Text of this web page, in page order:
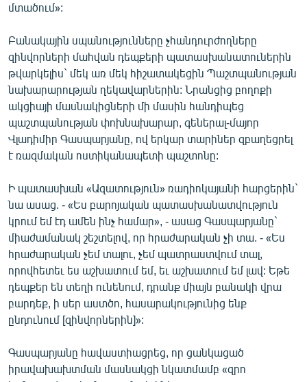
մտածում»:
Բանակային սպանությունները չհանդուրժողները
զինվորների մահվան դեպքերի պատասխանատուներին
թվարկելիս` մեկ առ մեկ հիշատակեցին Պաշտպանության
նախարարության ղեկավարներին: Նրանցից բողոքի
ակցիայի մասնակիցների մի մասին հանդիպեց
պաշտպանության փոխնախարար, գեներալ-մայոր
Վլադիմիր Գասպարյանը, ով երկար տարիներ զբաղեցրել
է ռազմական ոստիկանապետի պաշտոնը:
Ի պատասխան «Ազատություն» ռադիոկայանի հարցերին`
նա ասաց. - «Ես բարոյական պատասխանատվություն
կրում եմ էդ ամեն ինչ համար», - ասաց Գասպարյանը`
միաժամանակ շեշտելով, որ հրաժարական չի տա. - «Ես
հրաժարական չեմ տալու, չեմ պատրաստվում տալ,
որովհետեւ ես աշխատում եմ, եւ աշխատում եմ լավ: Եթե
դեպքեր են տեղի ունենում, դրանք միայն բանակի վրա
բարդեք, ի սեր աստծո, հասարակությունից ենք
ընդունում [զինվորներին]»:
Գասպարյանը հավաստիացրեց, որ ցանկացած
իրավախախտման մասնակցի նկատմամբ «զրո